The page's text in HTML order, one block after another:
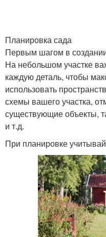
Планировка сада
Первым шагом в
На небольшом участке
каждую деталь, чтобы
использовать
схемы вашего участка,
существующие объекты,
и т.д.
При планировке